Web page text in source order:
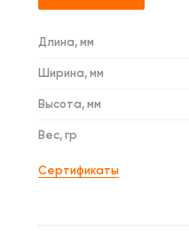
Длина, мм
Ширина, мм
Высота, мм
Вес, гр
Сертификаты